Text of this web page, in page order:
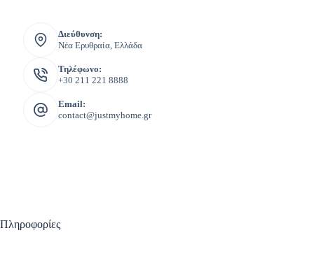
Διεύθυνση:
Νέα Ερυθραία, Ελλάδα
Τηλέφωνο:
+30 211 221 8888
Email:
contact@justmyhome.gr
Πληροφορίες